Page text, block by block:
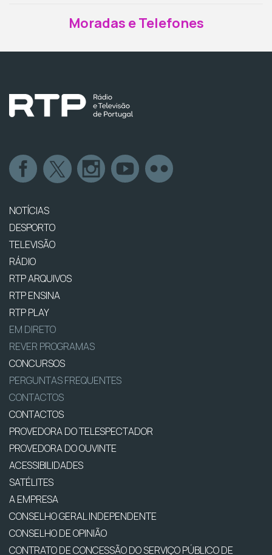
Moradas e Telefones
NOTÍCIAS
DESPORTO
TELEVISÃO
RÁDIO
RTP ARQUIVOS
RTP ENSINA
RTP PLAY
EM DIRETO
REVER PROGRAMAS
CONCURSOS
PERGUNTAS FREQUENTES
CONTACTOS
CONTACTOS
PROVEDORA DO TELESPECTADOR
PROVEDORA DO OUVINTE
ACESSIBILIDADES
SATÉLITES
A EMPRESA
CONSELHO GERAL INDEPENDENTE
CONSELHO DE OPINIÃO
CONTRATO DE CONCESSÃO DO SERVIÇO PÚBLICO DE